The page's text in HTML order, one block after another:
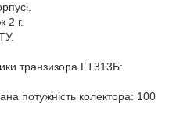
2 г.
транзизора ГТ313Б:
потужність колектора: 100